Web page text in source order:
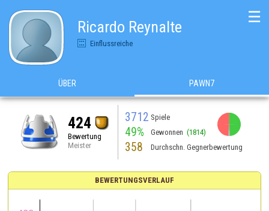
Ricardo Reynalte
Einflussreiche
☰
ÜBER PAWN7
424
Bewertung
Meister
3712 Spiele
49% Gewonnen (1814)
358 Durchschn. Gegnerbewertung
BEWERTUNGSVERLAUF